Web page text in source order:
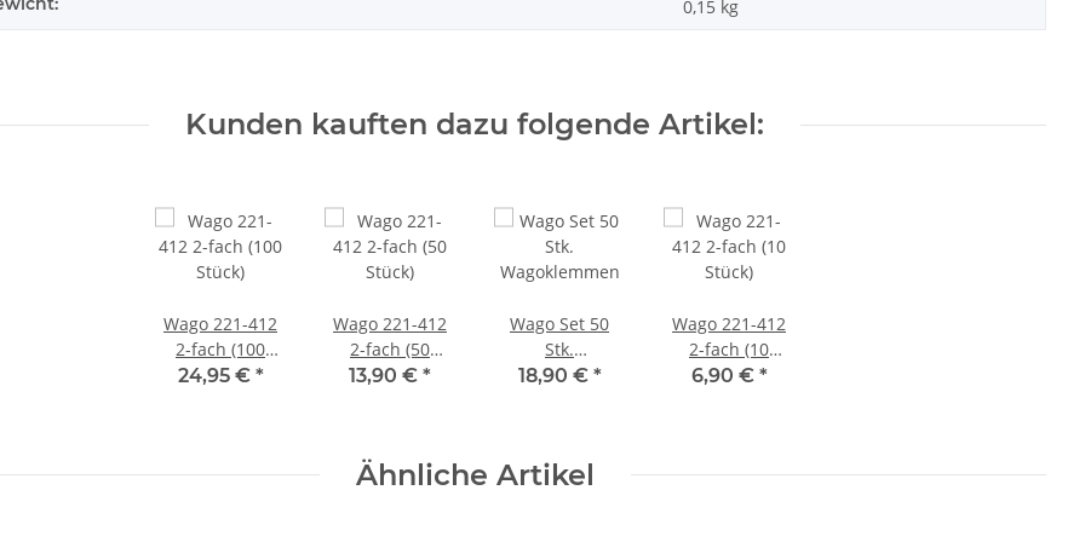
0,15 kg
Kunden kauften dazu folgende Artikel:
Wago 221-412
2-fach (100
Stück)
24,95 € *
Wago 221-412
2-fach (50
Stück)
13,90 € *
Wago Set 50
Stk.
Wagoklemmen
18,90 € *
Wago 221-412
2-fach (10
Stück)
6,90 € *
Ähnliche Artikel